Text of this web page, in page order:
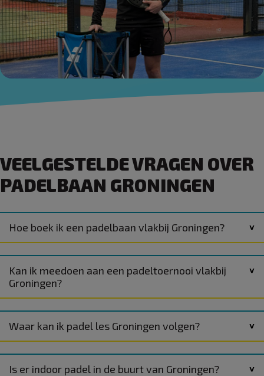
VEELGESTELDE VRAGEN OVER
PADELBAAN GRONINGEN
Hoe boek ik een padelbaan vlakbij Groningen?
Kan ik meedoen aan een padeltoernooi vlakbij
Groningen?
Waar kan ik padel les Groningen volgen?
Is er indoor padel in de buurt van Groningen?